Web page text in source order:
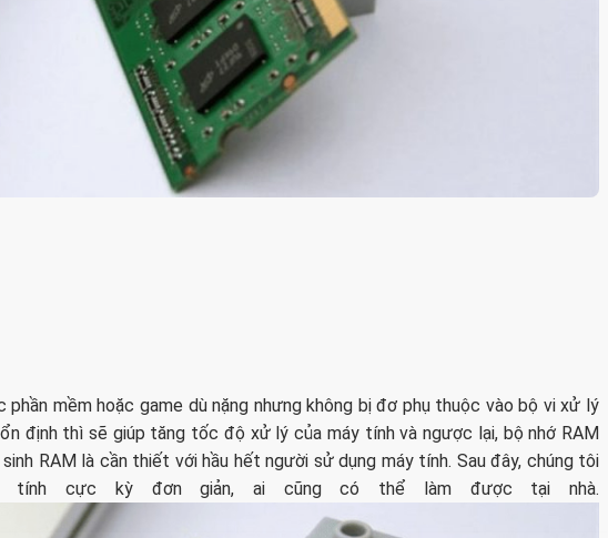
mềm hoặc game dù nặng nhưng không bị đơ phụ thuộc vào bộ vi xử lý
định thì sẽ giúp tăng tốc độ xử lý của máy tính và ngược lại, bộ nhớ RAM
RAM là cần thiết với hầu hết người sử dụng máy tính. Sau đây, chúng tôi
tính cực kỳ đơn giản, ai cũng có thể làm được tại nhà.